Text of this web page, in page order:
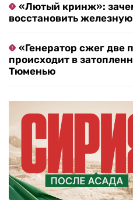
«Лютый кринж»:
восстановить
«Генератор сжег две
происходит в
Тюменью